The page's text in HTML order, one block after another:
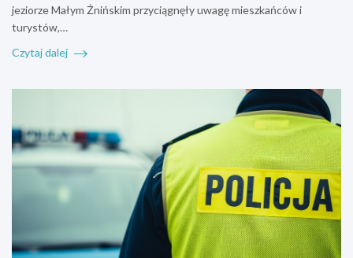
jeziorze Małym Żnińskim przyciągnęły uwagę mieszkańców i
turystów,…
Czytaj dalej